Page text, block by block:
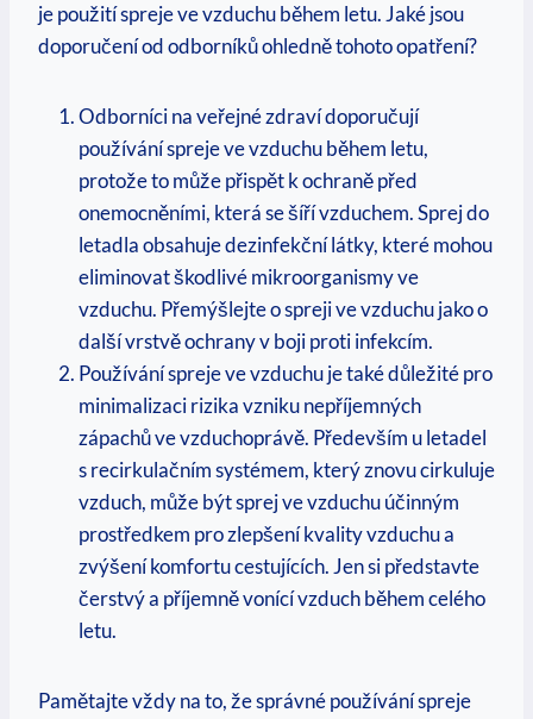
je použití spreje ve vzduchu během letu. Jaké jsou
doporučení od odborníků ohledně tohoto opatření?
Odborníci na veřejné zdraví doporučují
používání spreje ve vzduchu během letu,
protože to může přispět k ochraně před
onemocněními, která se šíří vzduchem. Sprej do
letadla obsahuje dezinfekční látky, které mohou
eliminovat škodlivé mikroorganismy ve
vzduchu. Přemýšlejte o spreji ve vzduchu jako o
další vrstvě ochrany v boji proti infekcím.
Používání spreje ve vzduchu je také důležité pro
minimalizaci rizika vzniku nepříjemných
zápachů ve vzduchoprávě. Především u letadel
s recirkulačním systémem, který znovu cirkuluje
vzduch, může být sprej ve vzduchu účinným
prostředkem pro zlepšení kvality vzduchu a
zvýšení komfortu cestujících. Jen si představte
čerstvý a příjemně vonící vzduch během celého
letu.
Pamětajte vždy na to, že správné používání spreje